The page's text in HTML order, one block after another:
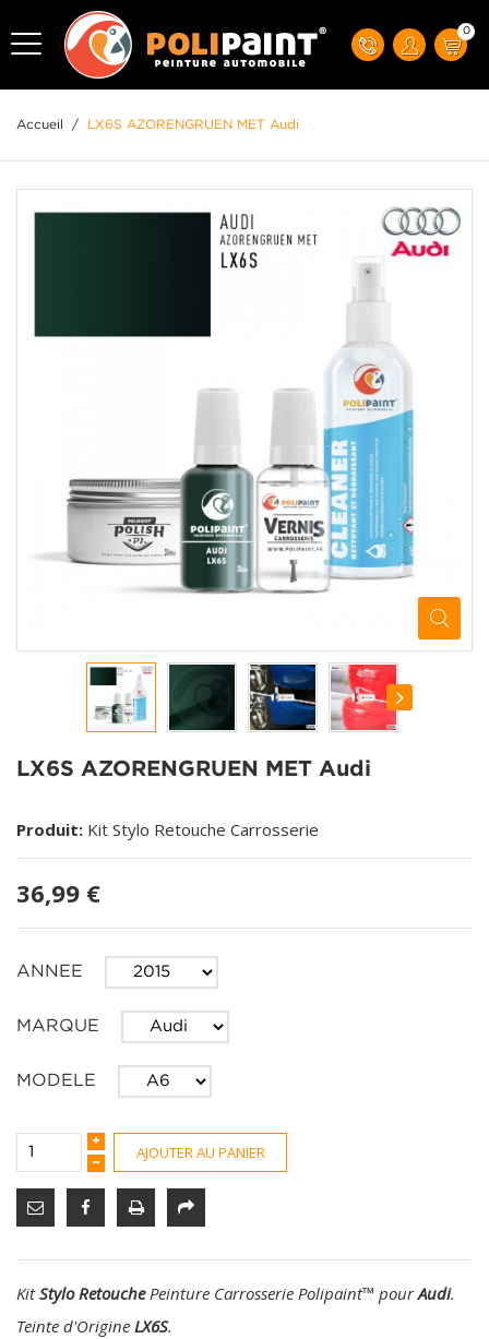
0
Accueil / LX6S AZORENGRUEN MET Audi
LX6S AZORENGRUEN MET Audi
Produit: Kit Stylo Retouche Carrosserie
36,99 €
ANNEE
MARQUE
MODELE
AJOUTER AU PANIER
KitStylo RetouchePeinture Carrosserie Polipaint™ pourAudi.
Teinte d'Origine LX6S.